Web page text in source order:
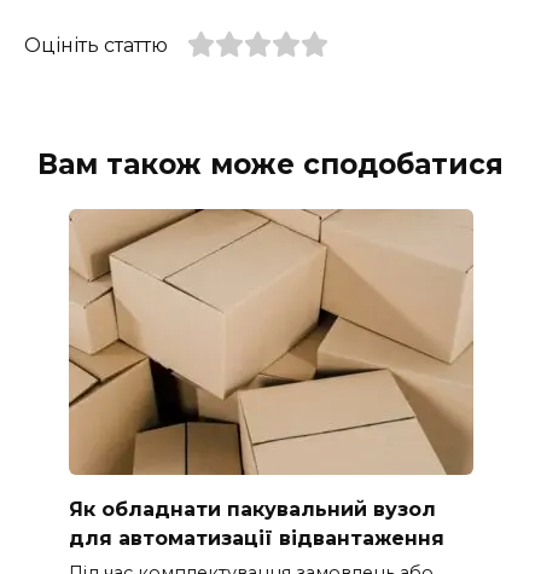
Оцініть статтю
Вам також може сподобатися
Як обладнати пакувальний вузол
для автоматизації відвантаження